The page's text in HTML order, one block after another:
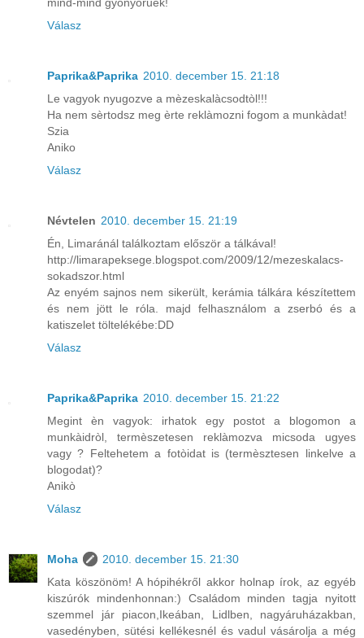
Válasz
Paprika&Paprika 2010. december 15. 21:18
Le vagyok nyugozve a mèzeskalàcsodtòl!!!
Ha nem sèrtodsz meg èrte reklàmozni fogom a munkàdat!
Szia
Aniko
Válasz
Névtelen 2010. december 15. 21:19
Én, Limaránál találkoztam először a tálkával!
http://limarapeksege.blogspot.com/2009/12/mezeskalacs-
sokadszor.html
Az enyém sajnos nem sikerült, kerámia tálkára készítettem
és nem jött le róla. majd felhasználom a zserbó és a
katiszelet töltelékébe:DD
Válasz
Paprika&Paprika 2010. december 15. 21:22
Megint èn vagyok: irhatok egy postot a blogomon a
munkàidròl, termèszetesen reklàmozva micsoda ugyes
vagy ? Feltehetem a fotòidat is (termèsztesen linkelve a
blogodat)?
Anikò
Válasz
Moha
2010. december 15. 21:30
Kata köszönöm! A hópihékről akkor holnap írok, az egyéb
kiszúrók mindenhonnan:) Családom minden tagja nyitott
szemmel jár piacon,Ikeában, Lidlben, nagyáruházakban,
vasedényben, sütési kellékesnél és vadul vásárolja a még